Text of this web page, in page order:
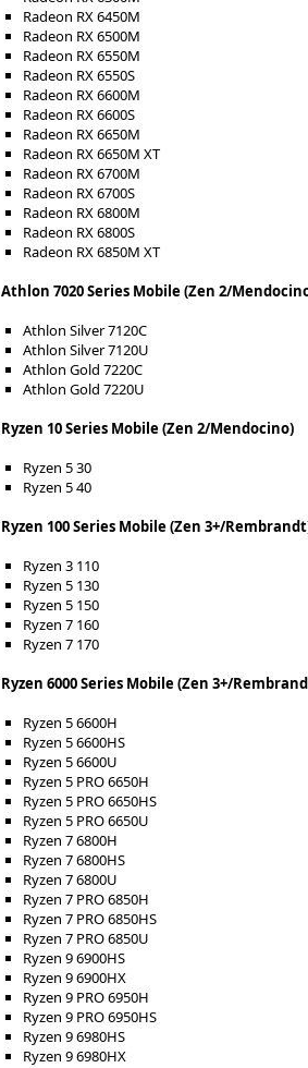
Radeon RX 6450M
Radeon RX 6500M
Radeon RX 6550M
Radeon RX 6550S
Radeon RX 6600M
Radeon RX 6600S
Radeon RX 6650M
Radeon RX 6650M XT
Radeon RX 6700M
Radeon RX 6700S
Radeon RX 6800M
Radeon RX 6800S
Radeon RX 6850M XT
Athlon 7020 Series Mobile (Zen 2/
Athlon Silver 7120C
Athlon Silver 7120U
Athlon Gold 7220C
Athlon Gold 7220U
Ryzen 10 Series Mobile (Zen 2/Mendocino)
Ryzen 5 30
Ryzen 5 40
Ryzen 100 Series Mobile (Zen 3+/
Ryzen 3 110
Ryzen 5 130
Ryzen 5 150
Ryzen 7 160
Ryzen 7 170
Ryzen 6000 Series Mobile (Zen 3+/
Ryzen 5 6600H
Ryzen 5 6600HS
Ryzen 5 6600U
Ryzen 5 PRO 6650H
Ryzen 5 PRO 6650HS
Ryzen 5 PRO 6650U
Ryzen 7 6800H
Ryzen 7 6800HS
Ryzen 7 6800U
Ryzen 7 PRO 6850H
Ryzen 7 PRO 6850HS
Ryzen 7 PRO 6850U
Ryzen 9 6900HS
Ryzen 9 6900HX
Ryzen 9 PRO 6950H
Ryzen 9 PRO 6950HS
Ryzen 9 6980HS
Ryzen 9 6980HX